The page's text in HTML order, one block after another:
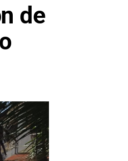
de